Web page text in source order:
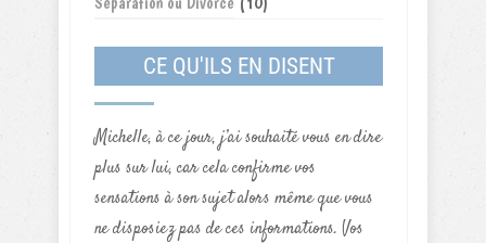
CE QU'ILS EN DISENT
Michelle, à ce jour, j’ai souhaité vous en dire
plus sur lui, car cela confirme vos
sensations à son sujet alors même que vous
ne disposiez pas de ces informations. Vos